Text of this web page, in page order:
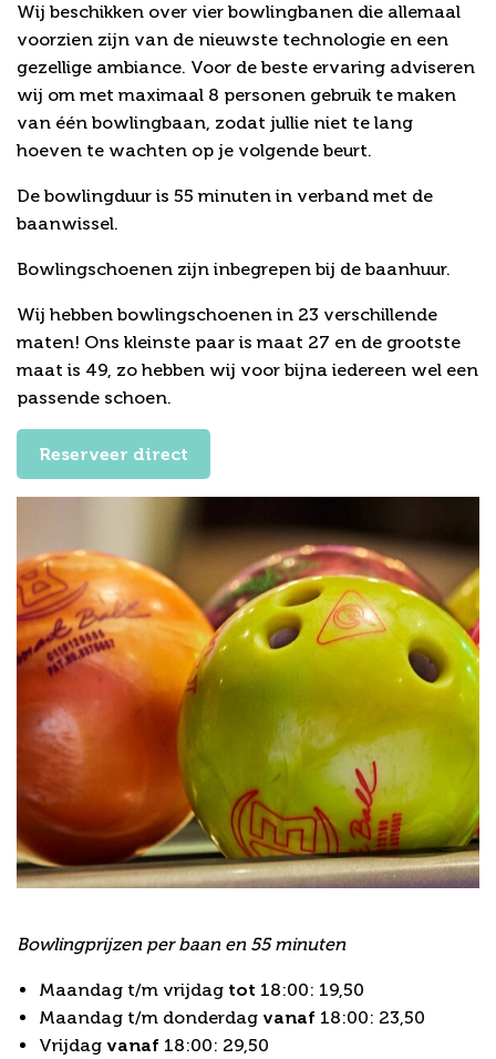
Wij beschikken over vier bowlingbanen die allemaal
voorzien zijn van de nieuwste technologie en een
gezellige ambiance. Voor de beste ervaring adviseren
wij om met maximaal 8 personen gebruik te maken
van één bowlingbaan, zodat jullie niet te lang
hoeven te wachten op je volgende beurt.
De bowlingduur is 55 minuten in verband met de
baanwissel.
Bowlingschoenen zijn inbegrepen bij de baanhuur.
Wij hebben bowlingschoenen in 23 verschillende
maten! Ons kleinste paar is maat 27 en de grootste
maat is 49, zo hebben wij voor bijna iedereen wel een
passende schoen.
Reserveer direct
Bowlingprijzen per baan en 55 minuten
Maandag t/m vrijdag tot 18:00: 19,50
Maandag t/m donderdag vanaf 18:00: 23,50
Vrijdag vanaf 18:00: 29,50